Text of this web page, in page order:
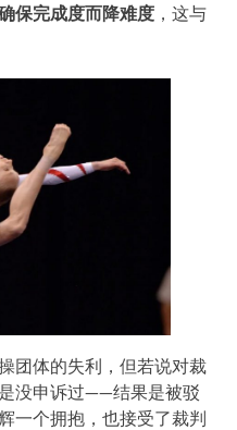
保完成度而降难度 ，这与
团体的失利，但若说对裁
没申诉过——结果是被驳
一个拥抱，也接受了裁判